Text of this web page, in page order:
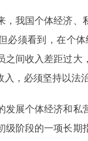
国个体经济、
必须看到，在个
之间收入差距过
入，必须坚持以法
个体经济和私
级阶段的一项长